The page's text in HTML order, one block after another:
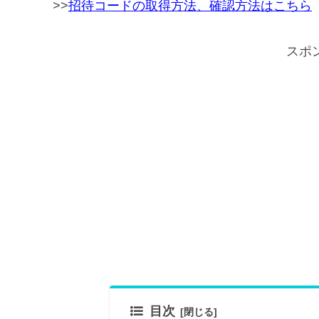
>>招待コードの取得方法、確認方法はこちら
スポ
目次